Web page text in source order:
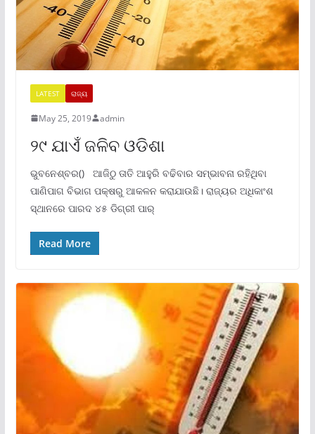
LATEST ରାଜ୍ୟ
May 25, 2019 admin
୨୯ ଯାଏଁ ଜଳିବ ଓଡିଶା
ଭୁବନେଶ୍ବର() ଆଜିଠୁ ତାତି ଆହୁରି ବଢିବାର ସମ୍ଭାବନା ରହିଥିବା
ପାଣିପାଗ ବିଭାଗ ପକ୍ଷରୁ ଆକଳନ କରାଯାଉଛି। ରାଜ୍ୟର ଅଧିକାଂଶ
ସ୍ଥାନରେ ପାରଦ ୪୫ ଡିଗ୍ରୀ ପାର୍
Read More